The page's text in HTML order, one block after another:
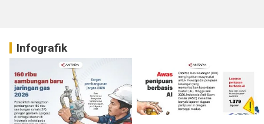
Infografik